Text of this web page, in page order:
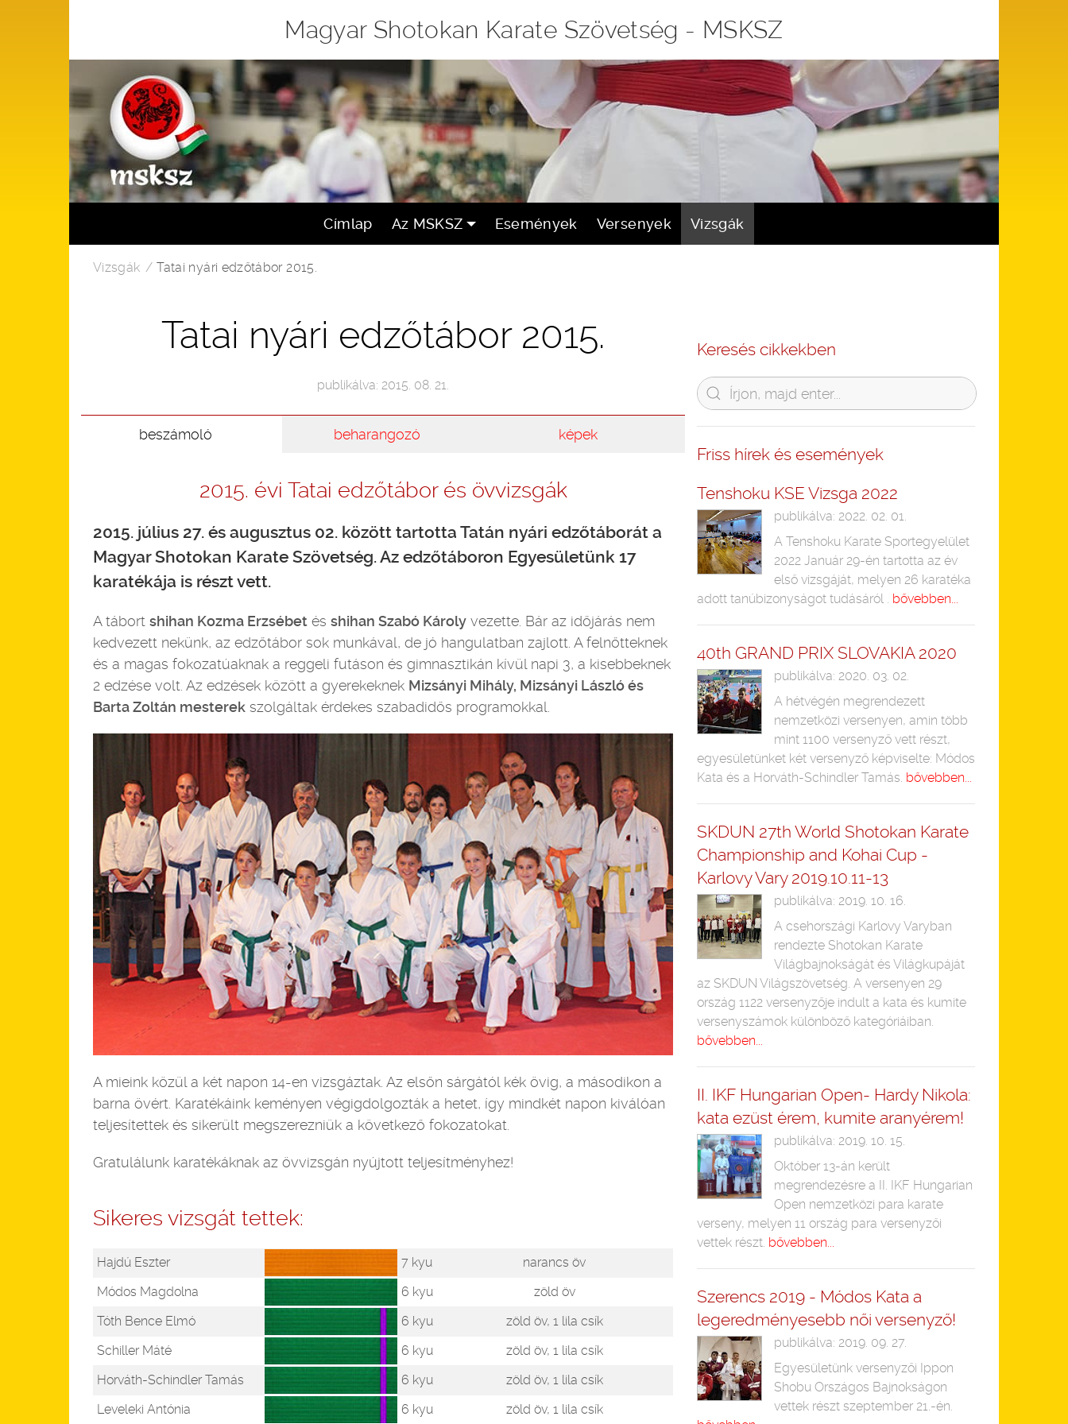
Magyar Shotokan Karate Szövetség - MSKSZ
Címlap Az MSKSZ Események Versenyek Vizsgák
Vizsgák Tatai nyári edzőtábor 2015.
Tatai nyári edzőtábor 2015.
publikálva: 2015. 08. 21.
beszámoló beharangozó képek
2015. évi Tatai edzőtábor és övvizsgák
2015. július 27. és augusztus 02. között tartotta Tatán nyári edzőtáborát a
Magyar Shotokan Karate Szövetség. Az edzőtáboron Egyesületünk 17
karatékája is részt vett.
A tábort shihan Kozma Erzsébet és shihan Szabó Károly vezette. Bár az időjárás nem
kedvezett nekünk, az edzőtábor sok munkával, de jó hangulatban zajlott. A felnőtteknek
és a magas fokozatúaknak a reggeli futáson és gimnasztikán kívül napi 3, a kisebbeknek
2 edzése volt. Az edzések között a gyerekeknek Mizsányi Mihály, Mizsányi László és
Barta Zoltán mesterek szolgáltak érdekes szabadidős programokkal.
A mieink közül a két napon 14-en vizsgáztak. Az elsőn sárgától kék övig, a másodikon a
barna övért. Karatékáink keményen végigdolgozták a hetet, így mindkét napon kiválóan
teljesítettek és sikerült megszerezniük a következő fokozatokat.
Gratulálunk karatékáknak az övvizsgán nyújtott teljesítményhez!
Sikeres vizsgát tettek:
Hajdú Eszter 7 kyu
narancs öv
Módos Magdolna
6 kyu
zöld öv
Tóth Bence Elmó
6 kyu
zöld öv, 1 lila csík
Schiller Máté
6 kyu
zöld öv, 1 lila csík
Horváth-Schindler Tamás
6 kyu
zöld öv, 1 lila csík
Leveleki Antónia
6 kyu
zöld öv, 1 lila csík
Keresés cikkekben
Friss hírek és események
Tenshoku KSE Vizsga 2022
publikálva: 2022. 02. 01.
A Tenshoku Karate Sportegyelület
2022 Január 29-én tartotta az év
első vizsgáját, melyen 26 karatéka
adott tanúbizonyságot tudásáról . bővebben...
40th GRAND PRIX SLOVAKIA 2020
publikálva: 2020. 03. 02.
A hétvégén megrendezett
nemzetközi versenyen, amin több
mint 1100 versenyző vett részt,
egyesületünket két versenyző képviselte: Módos
Kata és a Horváth-Schindler Tamás. bővebben...
SKDUN 27th World Shotokan Karate
Championship and Kohai Cup -
Karlovy Vary 2019.10.11-13
publikálva: 2019. 10. 16.
A csehországi Karlovy Varyban
rendezte Shotokan Karate
Világbajnokságát és Világkupáját
az SKDUN Világszövetség. A versenyen 29
ország 1122 versenyzője indult a kata és kumite
versenyszámok különböző kategóriáiban.
bővebben...
II. IKF Hungarian Open- Hardy Nikola:
kata ezüst érem, kumite aranyérem!
publikálva: 2019. 10. 15.
Október 13-án került
megrendezésre a II. IKF Hungarian
Open nemzetközi para karate
verseny, melyen 11 ország para versenyzői
vettek részt. bővebben...
Szerencs 2019 - Módos Kata a
legeredményesebb női versenyző!
publikálva: 2019. 09. 27.
Egyesületünk versenyzői Ippon
Shobu Országos Bajnokságon
vettek részt szeptember 21.-én.